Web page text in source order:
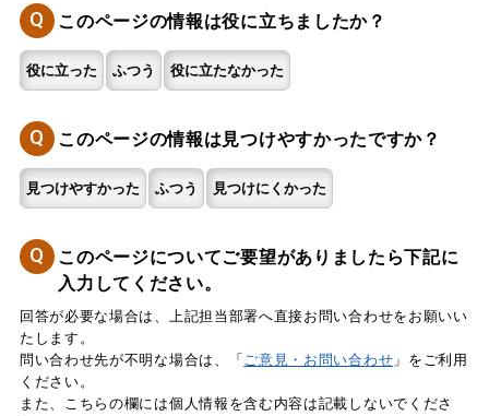
Q このページの情報は役に立ちましたか？
役に立った ふつう 役に立たなかった
Q このページの情報は見つけやすかったですか？
見つけやすかった ふつう 見つけにくかった
Q
このページについてご要望がありましたら下記に
入力してください。
回答が必要な場合は、上記担当部署へ直接お問い合わせをお願いい
たします。
問い合わせ先が不明な場合は、「 ご意見・お問い合わせ 」をご利用
ください。
また、こちらの欄には個人情報を含む内容は記載しないでくださ